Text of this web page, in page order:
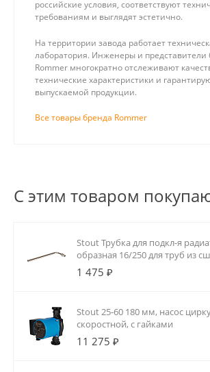
российские условия, соответствуют
требованиям и выглядят эстетично.
На территории завода работает
лаборатория. Инженеры и представители
Rommer многократно отслеживают
технические характеристики и
выпускаемой продукции.
Все товары бренда Rommer
С этим товаром
Stout Трубка для подкл-я
образная 16/250 для труб из
полиэтилена аксиальный
1 475 ₽
Stout 25-60 180 мм, насос
скоростной, с гайками
11 275 ₽